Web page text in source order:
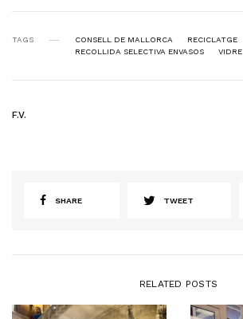
TAGS CONSELL DE MALLORCA
RECICLATGE
RECOLLIDA SELECTIVA ENVASOS
VIDRE
F.V.
SHARE TWEET
RELATED POSTS